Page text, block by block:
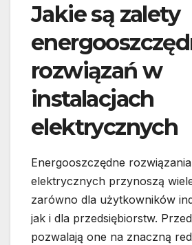
Jakie są zalety
rozwiązań w
instalacjach
elektrycznych
Energooszczędne
elektrycznych przynoszą
zarówno dla użytkowników
jak i dla przedsiębiorstw.
pozwalają one na znaczną